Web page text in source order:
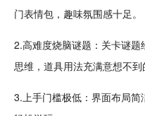
门表情包 ， 趣味氛围感十足。
2.高难度烧脑谜题：关卡谜题
思维 ，道具用法充满意想不到
3.上手门槛极低：界面布局简